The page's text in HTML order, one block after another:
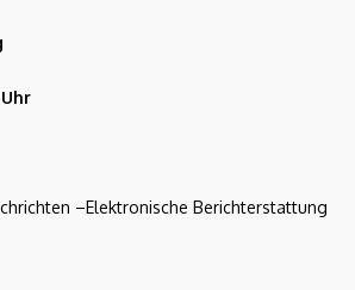
–Elektronische Berichterstattung